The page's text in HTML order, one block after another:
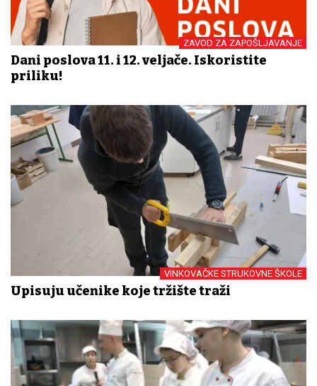
ZAVOD ZA ZAPOŠLJAVANJE
Dani poslova 11. i 12. veljače. Iskoristite
priliku!
VINKOVAČKE STRUKOVNE ŠKOLE
Upisuju učenike koje tržište traži